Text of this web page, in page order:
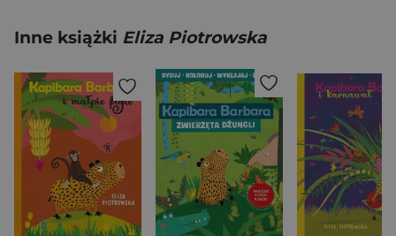
Inne książki Eliza Piotrowska